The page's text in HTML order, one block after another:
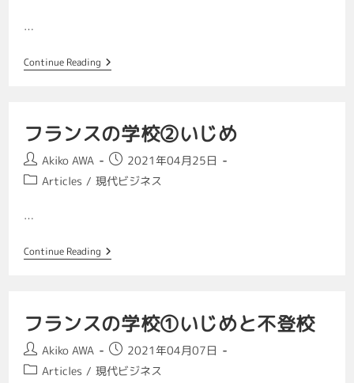
…
Continue Reading
フランスの学校②いじめ
Akiko AWA
2021年04月25日
Articles / 現代ビジネス
…
Continue Reading
フランスの学校①いじめと不登校
Akiko AWA
2021年04月07日
Articles / 現代ビジネス